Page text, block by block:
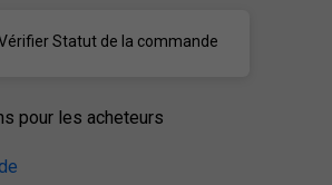
Statut de la commande
pour les acheteurs